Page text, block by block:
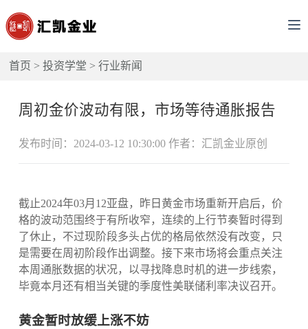
首页 >投资学堂 >行业新闻
周初金价波动有限，市场等待通胀报告
发布时间：2024-03-12 10:30:00 作者：汇凯金业原创
截止2024年03月12亚盘，昨日黄金市场重新开启后，价
格的波动范围终于有所收窄，连续的上行节奏暂时得到
了休止，不过现阶段多头占优的格局依然没有改变，只
是需要在周初阶段作出调整。接下来市场将会重点关注
本周通胀数据的状况，以寻找降息时机的进一步线索，
毕竟本月还有相当关键的季度性美联储利率决议召开。
黄金暂时放缓上涨不妨